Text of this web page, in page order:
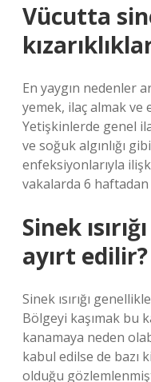
Vücutta
En yaygın nedenler
yemek, ilaç almak ve
Yetişkinlerde genel
ve soğuk algınlığı
enfeksiyonlarıyla
vakalarda 6
Sinek
ayırt edilir?
Sinek ısırığı
Bölgeyi kaşımak bu
kanamaya neden
kabul edilse de bazı
olduğu